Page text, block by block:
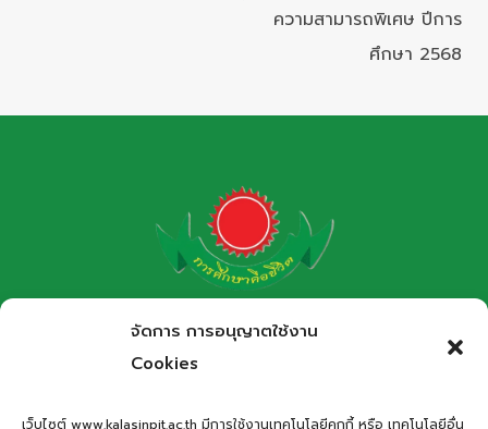
จัดการ การอนุญาตใช้งาน
Cookies
เว็บไซต์ www.kalasinpit.ac.th มีการใช้งานเทคโนโลยีคุกกี้ หรือ เทคโนโลยีอื่น
ความสามารถพิเศษ ปีการ
ศึกษา 2568
โรงเรียนกาฬสินธุ์พิทยาสรรพ์
สำนักงานเขตพื้นที่การศึกษามัธยมศึกษากาฬสินธุ์